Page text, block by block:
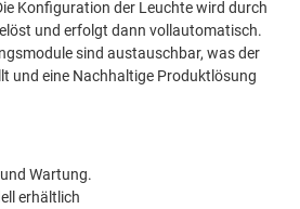
Konfiguration der Leuchte wird durch
und erfolgt dann vollautomatisch.
sind austauschbar, was der
und eine Nachhaltige Produktlösung
Wartung.
erhältlich